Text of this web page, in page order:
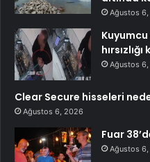
Ağustos
Ağustos
Clear Secure hisseleri
Ağustos 6, 2026
Fuar
Ağustos